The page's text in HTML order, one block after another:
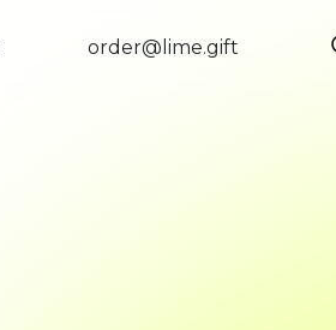
order@lime.gift